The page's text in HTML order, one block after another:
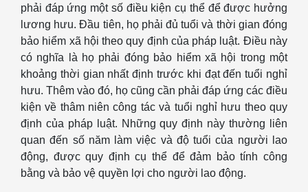
phải đáp ứng một số điều kiện cụ thể để được hưởng
lương hưu. Đầu tiên, họ phải đủ tuổi và thời gian đóng
bảo hiểm xã hội theo quy định của pháp luật. Điều này
có nghĩa là họ phải đóng bảo hiểm xã hội trong một
khoảng thời gian nhất định trước khi đạt đến tuổi nghỉ
hưu. Thêm vào đó, họ cũng cần phải đáp ứng các điều
kiện về thâm niên công tác và tuổi nghỉ hưu theo quy
định của pháp luật. Những quy định này thường liên
quan đến số năm làm việc và độ tuổi của người lao
động, được quy định cụ thể để đảm bảo tính công
bằng và bảo vệ quyền lợi cho người lao động.